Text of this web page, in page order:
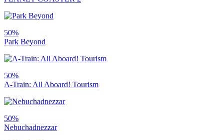
50%
Park Beyond
50%
A-Train: All Aboard! Tourism
50%
Nebuchadnezzar